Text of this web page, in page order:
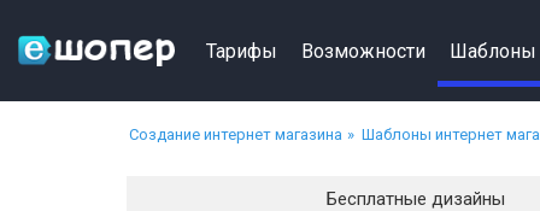
Тарифы Возможности Шаблоны
Создание интернет магазина Шаблоны интернет
Бесплатные дизайны